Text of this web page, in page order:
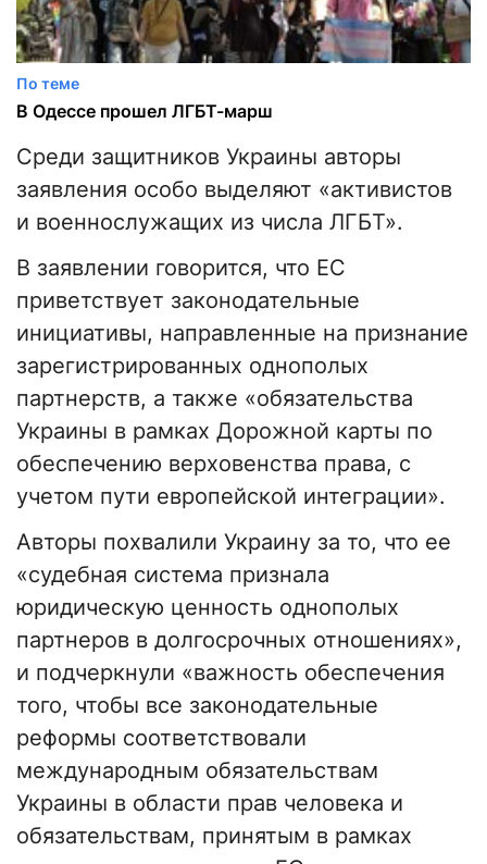
По теме
В Одессе прошел ЛГБТ-марш
Среди защитников Украины авторы
заявления особо выделяют «активистов
и военнослужащих из числа ЛГБТ».
В заявлении говорится, что ЕС
приветствует законодательные
инициативы, направленные на признание
зарегистрированных однополых
партнерств, а также «обязательства
Украины в рамках Дорожной карты по
обеспечению верховенства права, с
учетом пути европейской интеграции».
Авторы похвалили Украину за то, что ее
«судебная система признала
юридическую ценность однополых
партнеров в долгосрочных отношениях»,
и подчеркнули «важность обеспечения
того, чтобы все законодательные
реформы соответствовали
международным обязательствам
Украины в области прав человека и
обязательствам, принятым в рамках